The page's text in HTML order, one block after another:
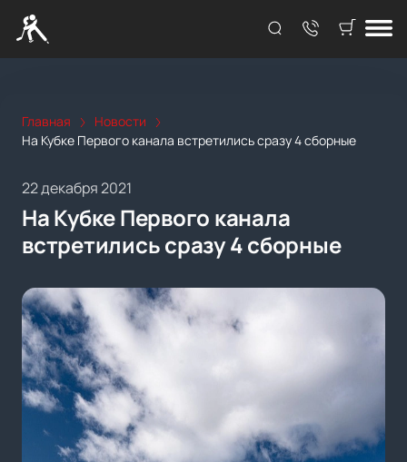
Главная
Новости
На Кубке Первого канала встретились сразу 4 сборные
22 декабря 2021
На Кубке Первого канала
встретились сразу 4 сборные